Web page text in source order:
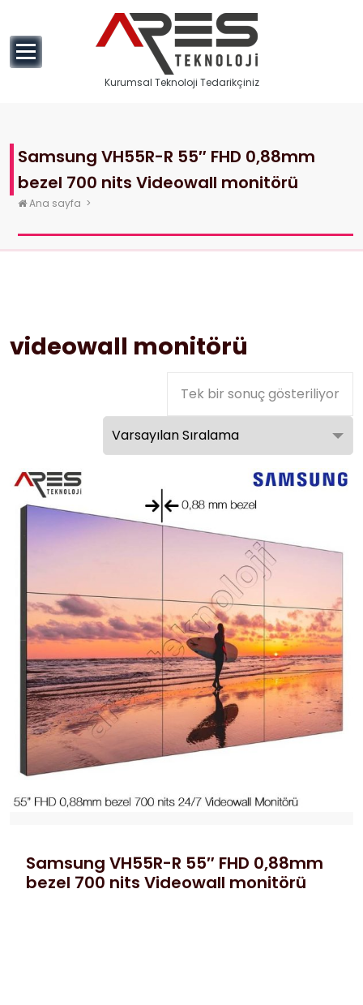
Kurumsal Teknoloji Tedarikçiniz
Samsung VH55R-R 55″ FHD 0,88mm
bezel 700 nits Videowall monitörü
Ana sayfa >
videowall monitörü
Tek bir sonuç gösteriliyor
Samsung VH55R-R 55″ FHD 0,88mm
bezel 700 nits Videowall monitörü